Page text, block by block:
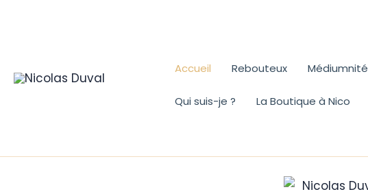
Accueil Rebouteux Médiumnité
Qui suis-je ? La Boutique à Nico